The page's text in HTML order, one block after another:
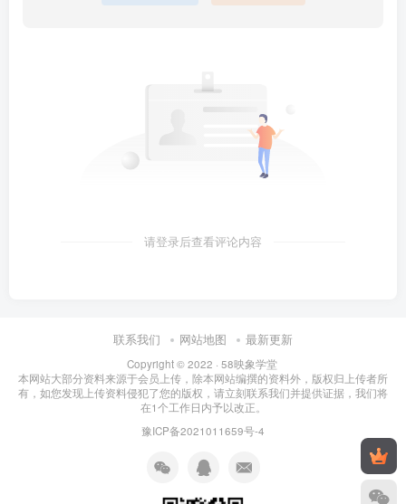
请登录后查看评论内容
联系我们 网站地图 最新更新
Copyright © 2022 · 58映象学堂
本网站大部分资料来源于会员上传，除本网站编撰的资料外，版权归上传者所
有，如您发现上传资料侵犯了您的版权，请立刻联系我们并提供证据，我们将
在1个工作日内予以改正。
豫ICP备2021011659号-4